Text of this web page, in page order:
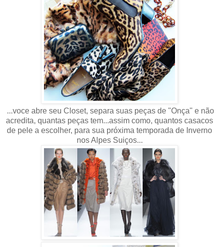
...voce abre seu Closet, separa suas peças de "Onça" e não
acredita, quantas peças tem...assim como, quantos casacos
de pele a escolher, para sua próxima temporada de Inverno
nos Alpes Suiços...